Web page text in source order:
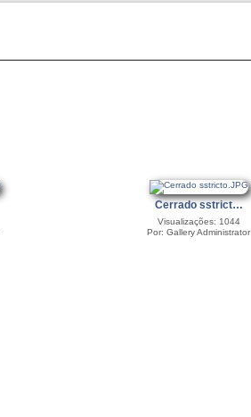
Cerrado sstrict…
Visualizações: 1044
Por: Gallery Administrator